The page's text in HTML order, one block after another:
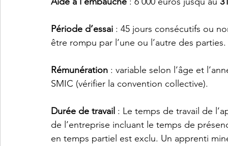
Période d’essai : 45 jours consécutifs ou
être rompu par l’une ou l’autre des parties.
Rémunération : variable selon l’âge et
SMIC (vérifier la convention collective).
Durée de travail : Le temps de travail de
de l’entreprise incluant le temps de
en temps partiel est exclu. Un apprenti